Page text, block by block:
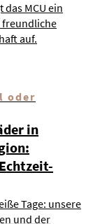
das MCU ein
freundliche
auf.
oder
in
Tage: unsere
und der